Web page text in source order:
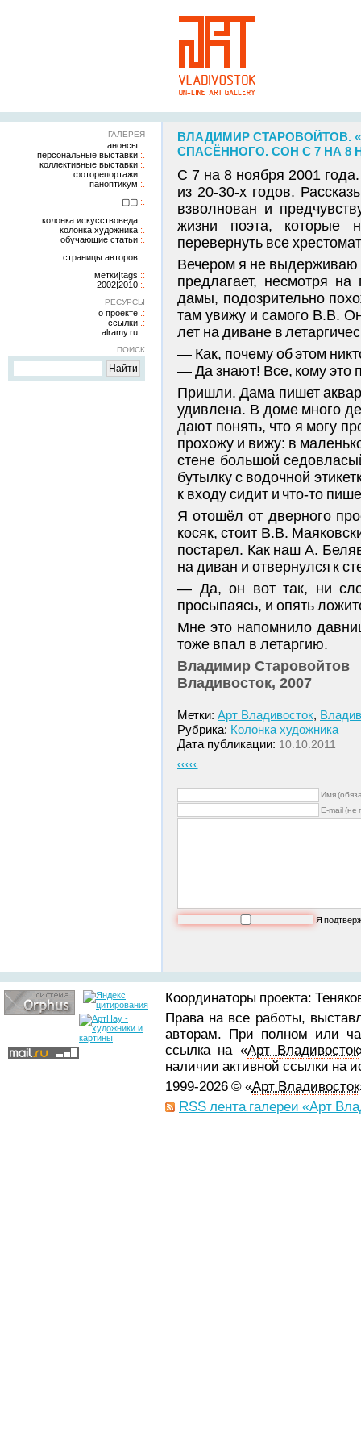
ГАЛЕРЕЯ
анонсы
персональные выставки
коллективные выставки
фоторепортажи
паноптикум
▢▢
колонка искусствоведа
колонка художника
обучающие статьи
страницы авторов
метки|tags
2002|2010
РЕСУРСЫ
о проекте
ссылки
alramy.ru
ПОИСК
ВЛАДИМИР СТАРОВОЙТОВ.
СПАСЁННОГО. СОН С 7 НА 8
С 7 на 8 ноября 2001
из 20-30-х годов.
взволнован и
жизни поэта, которые
перевернуть все
Вечером я не выдерживаю
предлагает, несмотря
дамы, подозрительно
там увижу и самого В.В.
лет на диване в
— Как, почему об этом
— Да знают! Все, кому это
Пришли. Дама пишет
удивлена. В доме много
дают понять, что я могу
прохожу и вижу: в
стене большой
бутылку с водочной
к входу сидит и что-то
Я отошёл от дверного
косяк, стоит В.В.
постарел. Как наш А.
на диван и отвернулся к
— Да, он вот так, ни
просыпаясь, и опять
Мне это напомнило
тоже впал в летаргию.
Владимир Старовойтов
Владивосток, 2007
Метки: Арт Владивосток,
Рубрика: Колонка художника
Дата публикации: 10.10.2011
‹‹‹‹‹
Имя
E-mail (не
Я
Координаторы проекта:
Права на все работы,
авторам. При полном или
ссылка на «Арт Владивосток
наличии активной ссылки на
1999-2026 © «Арт Владивосток
RSS лента галереи «Арт